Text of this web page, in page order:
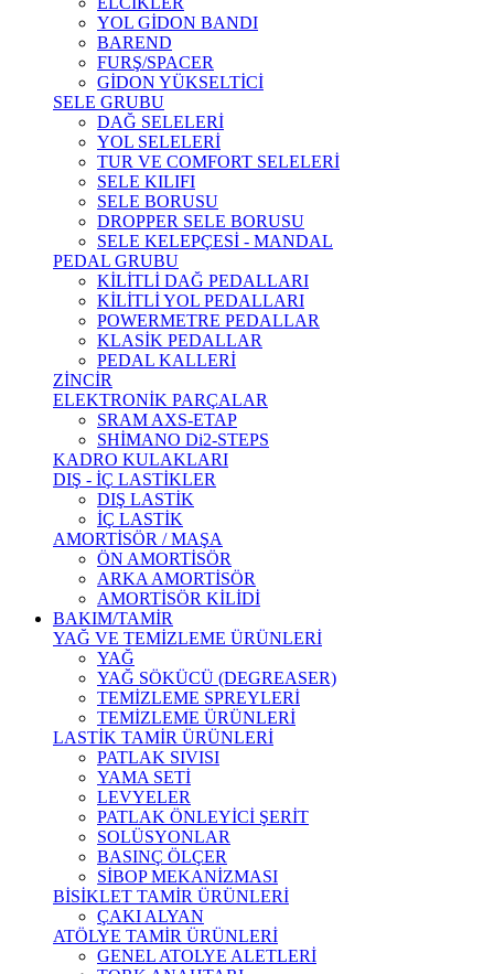
YOL GİDON BANDI
BAREND
FURŞ/SPACER
GİDON YÜKSELTİCİ
SELE GRUBU
DAĞ SELELERİ
YOL SELELERİ
TUR VE COMFORT SELELERİ
SELE KILIFI
SELE BORUSU
DROPPER SELE BORUSU
SELE KELEPÇESİ - MANDAL
PEDAL GRUBU
KİLİTLİ DAĞ PEDALLARI
KİLİTLİ YOL PEDALLARI
POWERMETRE PEDALLAR
KLASİK PEDALLAR
PEDAL KALLERİ
ZİNCİR
ELEKTRONİK PARÇALAR
SRAM AXS-ETAP
SHİMANO Di2-STEPS
KADRO KULAKLARI
DIŞ - İÇ LASTİKLER
DIŞ LASTİK
İÇ LASTİK
AMORTİSÖR / MAŞA
ÖN AMORTİSÖR
ARKA AMORTİSÖR
AMORTİSÖR KİLİDİ
BAKIM/TAMİR
YAĞ VE TEMİZLEME ÜRÜNLERİ
YAĞ
YAĞ SÖKÜCÜ (DEGREASER)
TEMİZLEME SPREYLERİ
TEMİZLEME ÜRÜNLERİ
LASTİK TAMİR ÜRÜNLERİ
PATLAK SIVISI
YAMA SETİ
LEVYELER
PATLAK ÖNLEYİCİ ŞERİT
SOLÜSYONLAR
BASINÇ ÖLÇER
SİBOP MEKANİZMASI
BİSİKLET TAMİR ÜRÜNLERİ
ÇAKI ALYAN
ATÖLYE TAMİR ÜRÜNLERİ
GENEL ATOLYE ALETLERİ